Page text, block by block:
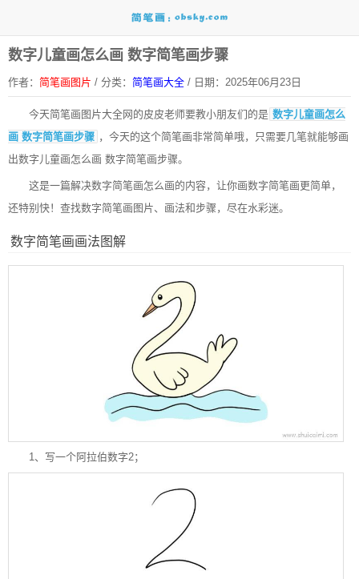
数字儿童画怎么画 数字简笔画步骤
作者： 简笔画图片 / 分类： 简笔画大全 / 日期：2025年06月23日
今天简笔画图片大全网 的皮皮老师要教小朋友们的是 数字儿童画怎么
画 数字简笔画步骤 ，今天的这个简笔画非常简单哦，只需要几笔就能够画
出数字儿童画怎么画 数字简笔画步骤。
这是一篇解决数字简笔画怎么画的内容，让你画数字简笔画更简单，
还特别快！查找数字简笔画图片、画法和步骤，尽在水彩迷。
数字简笔画画法图解
1、写一个阿拉伯数字2；